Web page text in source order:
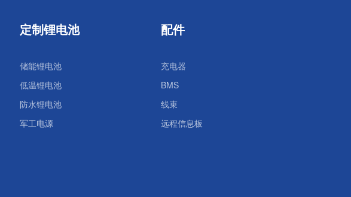
定制锂电池
储能锂电池
低温锂电池
防水锂电池
军工电源
配件
充电器
BMS
线束
远程信息板